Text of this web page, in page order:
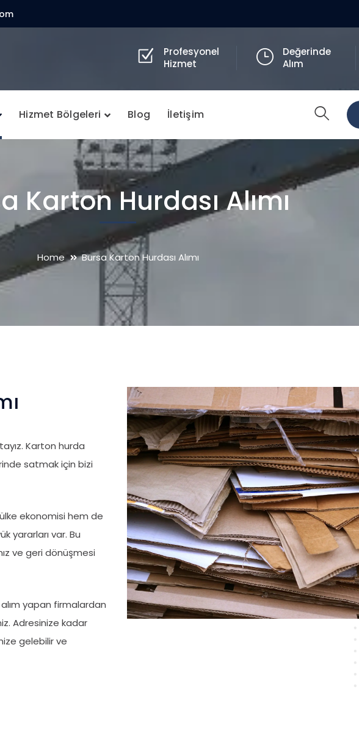
Profesyonel
Hizmet
Değerinde
Alım
Hizmet Bölgeleri Blog İletişim
Karton Hurdası Alımı
Home Bursa Karton Hurdası Alımı
Karton hurda
satmak için bizi
ekonomisi hem de
yararları var. Bu
ve geri dönüşmesi
yapan firmalardan
Adresinize kadar
gelebilir ve